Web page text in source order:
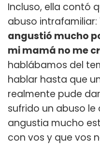
Incluso, ella contó
abuso intrafamiliar:
angustió mucho
mi mamá no me
hablábamos del
hablar hasta que
realmente pude
sufrido un abuso le
angustia mucho
con vos y que vos